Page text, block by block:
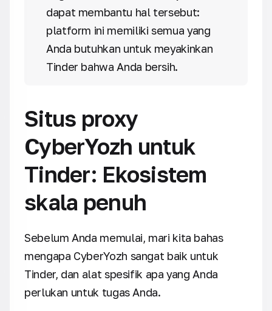
dapat membantu hal tersebut:
platform ini memiliki semua yang
Anda butuhkan untuk meyakinkan
Tinder bahwa Anda bersih.
Situs proxy
CyberYozh untuk
Tinder: Ekosistem
skala penuh
Sebelum Anda memulai, mari kita bahas
mengapa CyberYozh sangat baik untuk
Tinder, dan alat spesifik apa yang Anda
perlukan untuk tugas Anda.